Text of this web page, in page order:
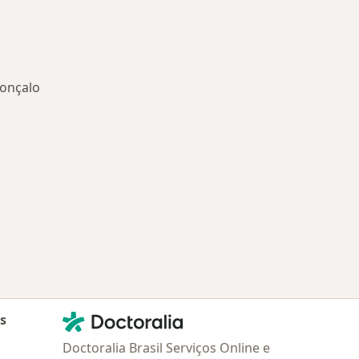
Contato
Doctoralia - Homepage
Doctoralia Brasil Serviços Online e